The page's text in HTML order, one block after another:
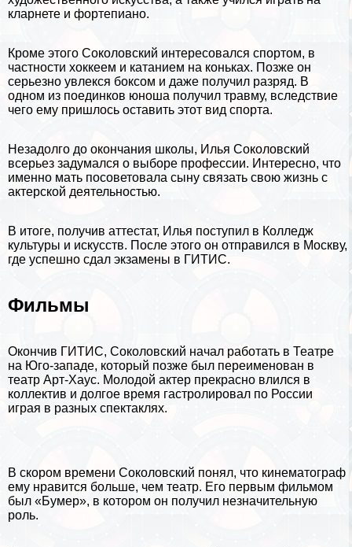
кларнете и фортепиано.
Кроме этого Соколовский интересовался спортом, в
частности хоккеем и катанием на коньках. Позже он
серьезно увлекся боксом и даже получил разряд. В
одном из поединков юноша получил травму, вследствие
чего ему пришлось оставить этот вид спорта.
Незадолго до окончания школы, Илья Соколовский
всерьез задумался о выборе профессии. Интересно, что
именно мать посоветовала сыну связать свою жизнь с
актерской деятельностью.
В итоге, получив аттестат, Илья поступил в Колледж
культуры и искусств. После этого он отправился в Москву,
где успешно сдал экзамены в ГИТИС.
Фильмы
Окончив ГИТИС, Соколовский начал работать в Театре
на Юго-западе, который позже был переименован в
театр Арт-Хаус. Молодой актер прекрасно влился в
коллектив и долгое время гастролировал по России
играя в разных спектаклях.
В скором времени Соколовский понял, что кинематограф
ему нравится больше, чем театр. Его первым фильмом
был «Бумер», в котором он получил незначительную
роль.